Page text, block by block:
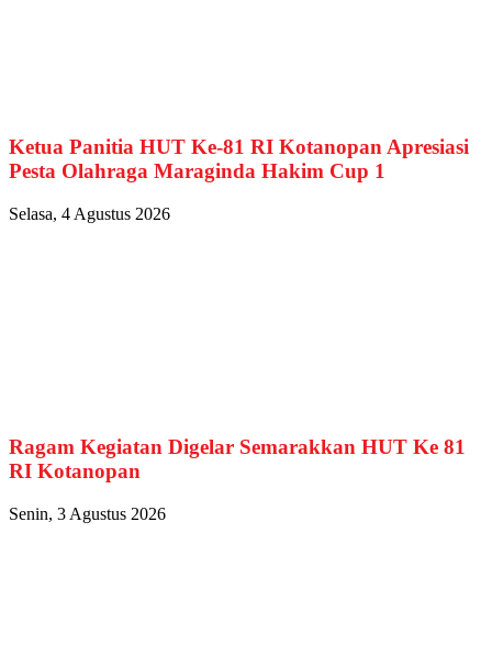
Ketua Panitia HUT Ke-81 RI Kotanopan Apresiasi
Pesta Olahraga Maraginda Hakim Cup 1
Selasa, 4 Agustus 2026
Ragam Kegiatan Digelar Semarakkan HUT Ke 81
RI Kotanopan
Senin, 3 Agustus 2026